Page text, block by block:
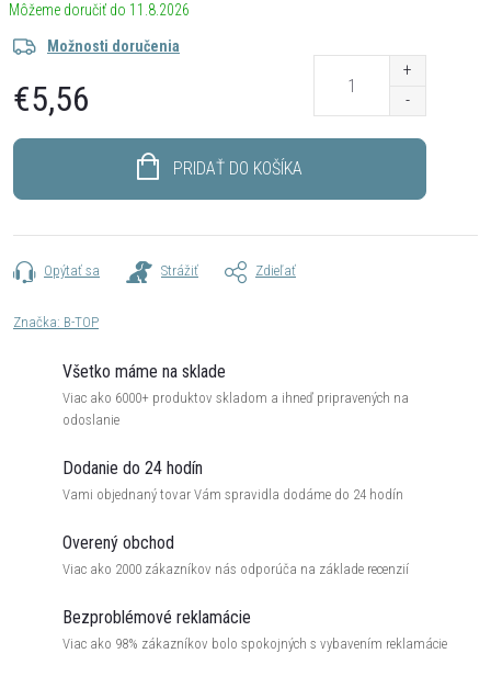
11.8.2026
Možnosti doručenia
€5,56
PRIDAŤ DO KOŠÍKA
Opýtať sa Strážiť Zdieľať
Značka: B-TOP
Všetko máme na sklade
Viac ako 6000+ produktov skladom a ihneď pripravených na
odoslanie
Dodanie do 24 hodín
Vami objednaný tovar Vám spravidla dodáme do 24 hodín
Overený obchod
Viac ako 2000 zákazníkov nás odporúča na základe recenzií
Bezproblémové reklamácie
Viac ako 98% zákazníkov bolo spokojných s vybavením reklamácie